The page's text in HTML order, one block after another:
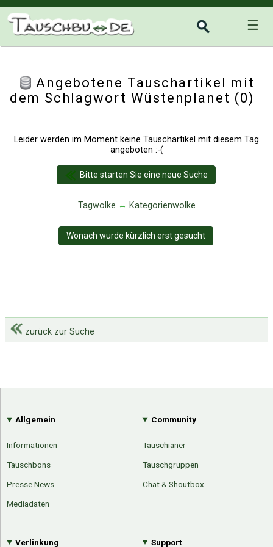
☰
Angebotene Tauschartikel mit
dem Schlagwort Wüstenplanet (0)
Leider werden im Moment keine Tauschartikel mit diesem Tag
angeboten :-(
Bitte starten Sie eine neue Suche
Tagwolke ↔ Kategorienwolke
Wonach wurde kürzlich erst gesucht
zurück zur Suche
Allgemein
Informationen
Tauschbons
Presse News
Mediadaten
Community
Tauschianer
Tauschgruppen
Chat & Shoutbox
Verlinkung Support